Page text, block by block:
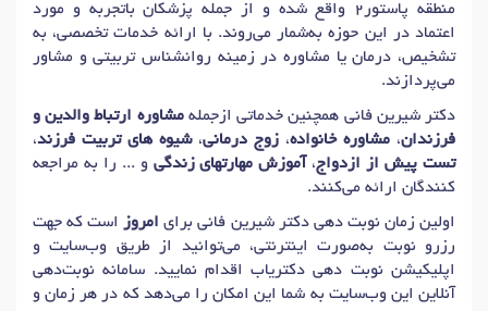
منطقه پاستور2 واقع شده و از جمله پزشکان باتجربه و مورد
اعتماد در این حوزه به‌شمار می‌روند. با ارائه خدمات تخصصی، به
تشخیص، درمان یا مشاوره در زمینه روانشناس تربیتی و مشاور
می‌پردازند.
دکتر شیرین فانی همچنین خدماتی ازجملهمشاوره ارتباط والدین و
فرزندان، مشاوره خانواده، زوج درمانی،شیوه های تربیت فرزند،
تست پیش از ازدواج، آموزش مهارتهای زندگی و ... را به مراجعه
کنندگان ارائه می‌کنند.
اولین زمان نوبت دهی دکتر شیرین فانی برای امروز است که جهت
رزرو نوبت به‌صورت اینترنتی، می‌توانید از طریق وب‌سایت و
اپلیکیشن نوبت دهی دکتریاب اقدام نمایید. سامانه نوبت‌دهی
آنلاین این وب‌سایت به شما این امکان را می‌دهد که در هر زمان و